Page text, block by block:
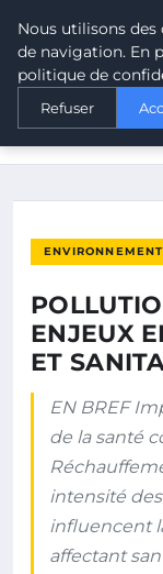
MALTA
ACCUEIL
POLLUTION :
ENJEUX
ET
EN BREF
de la santé
intensité
influencent
affectant
Nous utilisons
de navigation. En
politique de
Refuser